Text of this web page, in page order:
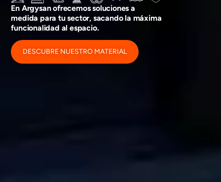
En Argysan ofrecemos soluciones a
medida para tu sector, sacando la máxima
funcionalidad al espacio.
DESCUBRE NUESTRO MATERIAL